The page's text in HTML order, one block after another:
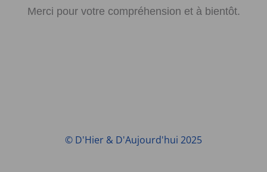
Merci pour votre compréhension et à bientôt.
© D'Hier & D'Aujourd'hui 2025